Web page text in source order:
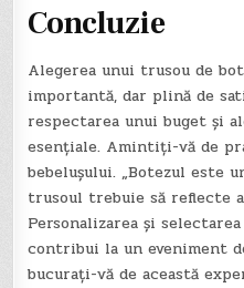
Concluzie
Alegerea unui trusou de
importantă, dar plină de
respectarea unui buget și
esențiale. Amintiți-vă de
bebelușului. „Botezul este
trusoul trebuie să reflecte
Personalizarea și
contribui la un eveniment
bucurați-vă de această